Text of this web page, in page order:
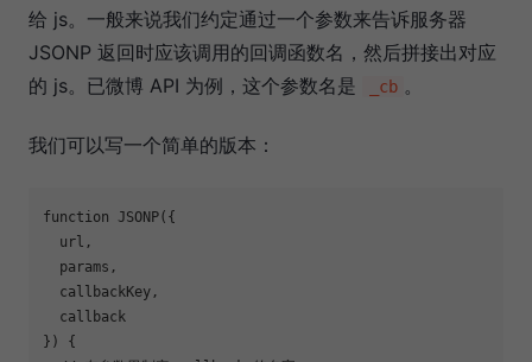
给 js。一般来说我们约定通过一个参数来告诉服务器
JSONP 返回时应该调用的回调函数名，然后拼接出对应
的 js。已微博 API 为例，这个参数名是
_cb 。
我们可以写一个简单的版本：
function JSONP({
  url,
  params,
  callbackKey,
  callback
}) {